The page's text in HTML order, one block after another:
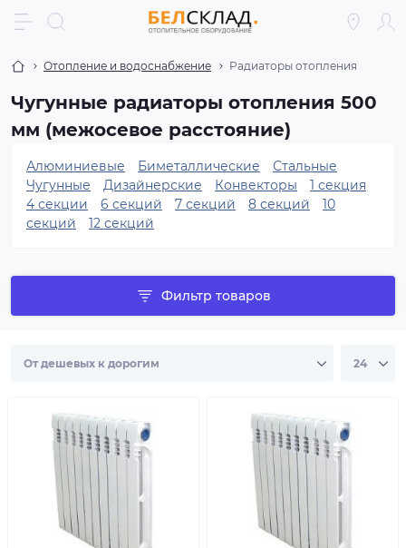
Отопление и водоснабжение Радиаторы отопления
Чугунные радиаторы отопления 500
мм (межосевое расстояние)
Алюминиевые Биметаллические
Стальные
Чугунные
Дизайнерские Конвекторы
1 секция
4 секции
6 секций 7 секций 8 секций
10
секций
12 секций
Фильтр товаров